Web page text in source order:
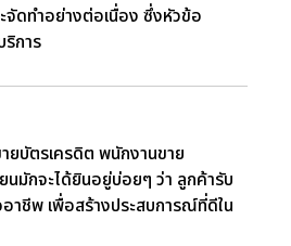
จัดทำอย่างต่อเนื่อง ซึ่งหัวข้อ
การ
ยบัตรเครดิต พนักงานขาย
มักจะได้ยินอยู่บ่อยๆ ว่า ลูกค้ารับ
าชีพ เพื่อสร้างประสบการณ์ที่ดีใน